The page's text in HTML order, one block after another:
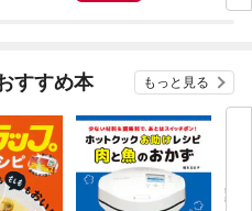
すすめ本 もっと見る